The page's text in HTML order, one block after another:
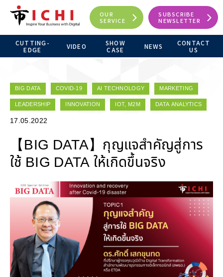
OUR
SERVICE
SUBSCRIBE
NEWSLETTER
CUTTING-
EDGE
VIDEO
SHOW
CASE
NEWS
CONTACT
US
BIG DATA COVID-19 AI TECHNOLOGY
MARKETING
LEADERSHIP
INNOVATION IOT, M2M DATA ANALYTICS
17.05.2022
【BIG DATA】กุญแจสำคัญสู่การ
ใช้ BIG DATA ให้เกิดขึ้นจริง